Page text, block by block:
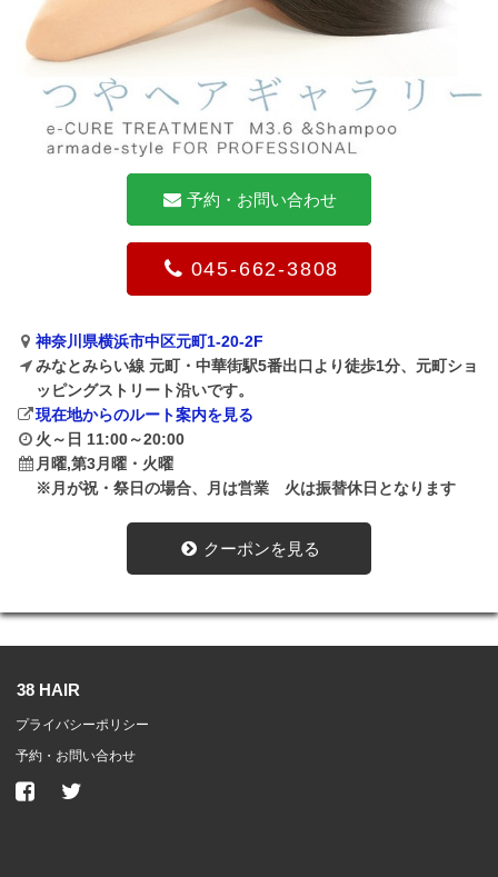
予約・お問い合わせ
045-662-3808
神奈川県横浜市中区元町1-20-2F
みなとみらい線 元町・中華街駅5番出口より徒歩1分、元町ショ
ッピングストリート沿いです。
現在地からのルート案内を見る
火～日 11:00～20:00
月曜,第3月曜・火曜
※月が祝・祭日の場合、月は営業 火は振替休日となります
クーポンを見る
38 HAIR
プライバシーポリシー
予約・お問い合わせ